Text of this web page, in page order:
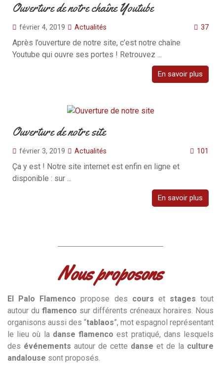
Ouverture de notre chaîne Youtube
février 4, 2019 37
Actualités
Après l’ouverture de notre site, c’est notre chaîne
Youtube qui ouvre ses portes ! Retrouvez ...
En savoir plus
Ouverture de notre site
février 3, 2019 101
Actualités
Ça y est ! Notre site internet est enfin en ligne et
disponible : sur ...
En savoir plus
Nous proposons​
El Palo Flamenco propose des cours et stages tout
autour du flamenco sur différents créneaux horaires. Nous
organisons aussi des “tablaos”, mot espagnol représentant
le lieu où la danse flamenco est pratiqué, dans lesquels
des événements autour de cette danse et de la culture
andalouse sont proposés.